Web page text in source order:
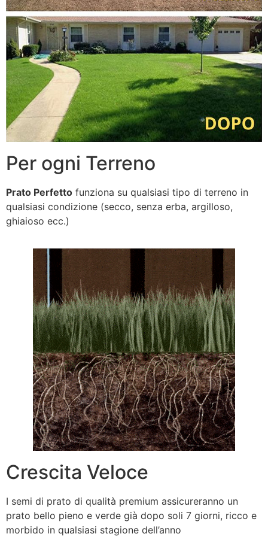
Per ogni Terreno
Prato Perfetto funziona su qualsiasi tipo di terreno in
qualsiasi condizione (secco, senza erba, argilloso,
ghiaioso ecc.)
Crescita Veloce
I semi di prato di qualità premium assicureranno un
prato bello pieno e verde già dopo soli 7 giorni, ricco e
morbido in qualsiasi stagione dell’anno